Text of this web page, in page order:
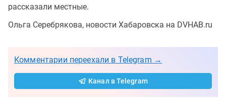
рассказали местные.
Ольга Серебрякова, новости Хабаровска на DVHAB.ru
Комментарии переехали в Telegram →
Канал в Telegram